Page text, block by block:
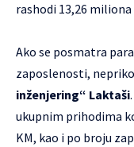
rashodi 13,26 miliona
Ako se posmatra
zaposlenosti,
inženjering“ Laktaši
ukupnim prihodima
KM, kao i po broju